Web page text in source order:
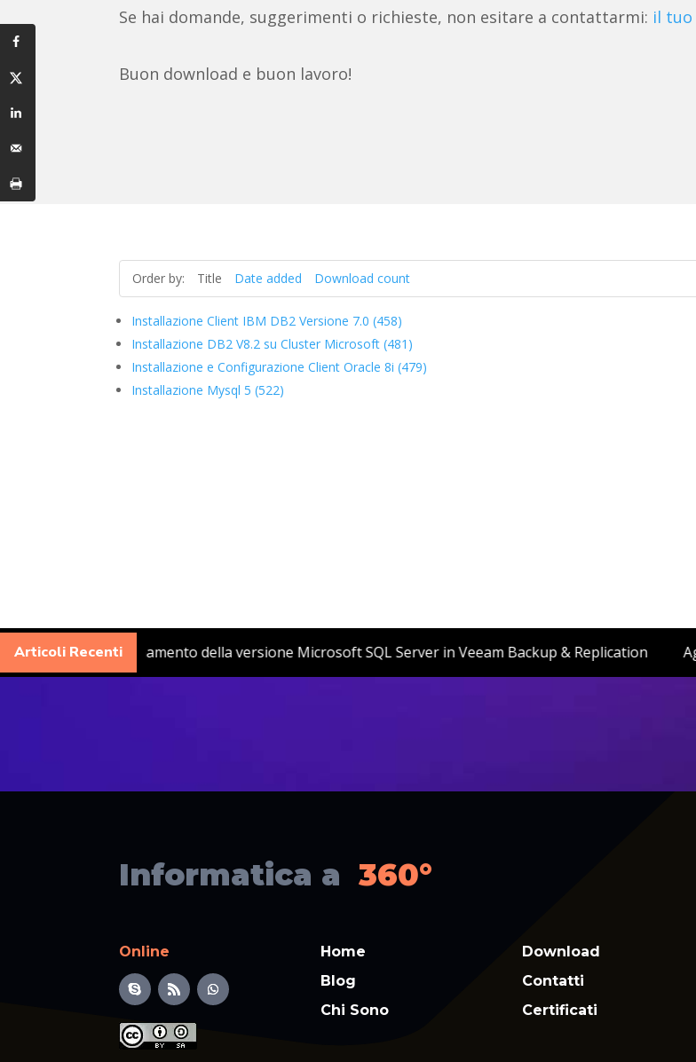
Se hai domande, suggerimenti o richieste, non esitare a contattarmi: il tuo
Buon download e buon lavoro!
Order by: Title Date added Download count
Installazione Client IBM DB2 Versione 7.0 (458)
Installazione DB2 V8.2 su Cluster Microsoft (481)
Installazione e Configurazione Client Oracle 8i (479)
Installazione Mysql 5 (522)
Articoli Recenti
Syslog Server Aggiornamento della versione Microsoft SQL Server in Veeam Backup &
Informatica a 360°
Online
Home
Blog
Chi Sono
Download
Contatti
Certificati